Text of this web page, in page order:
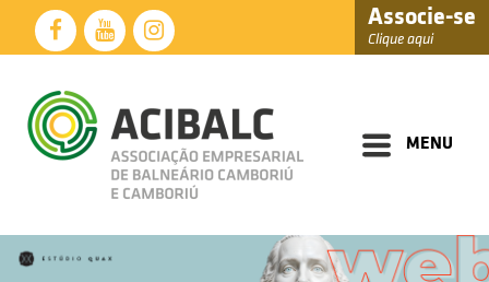
Associe-se
Clique aqui
MENU
Diretoria
Documentos